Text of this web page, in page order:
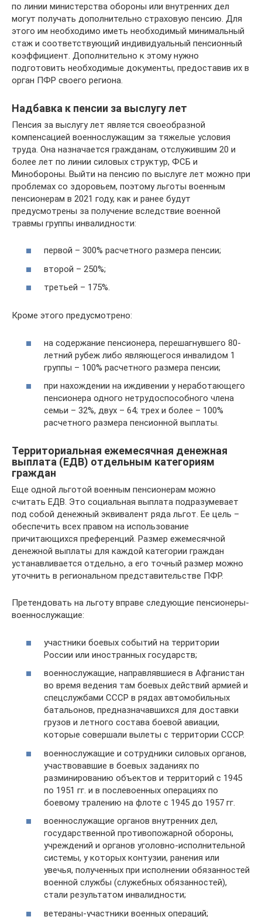
по линии министерства обороны или внутренних дел
могут получать дополнительно страховую пенсию. Для
этого им необходимо иметь необходимый минимальный
стаж и соответствующий индивидуальный пенсионный
коэффициент. Дополнительно к этому нужно
подготовить необходимые документы, предоставив их в
орган ПФР своего региона.
Надбавка к пенсии за выслугу лет
Пенсия за выслугу лет является своеобразной
компенсацией военнослужащим за тяжелые условия
труда. Она назначается гражданам, отслужившим 20 и
более лет по линии силовых структур, ФСБ и
Минобороны. Выйти на пенсию по выслуге лет можно при
проблемах со здоровьем, поэтому льготы военным
пенсионерам в 2021 году, как и ранее будут
предусмотрены за получение вследствие военной
травмы группы инвалидности:
первой – 300% расчетного размера пенсии;
второй – 250%;
третьей – 175%.
Кроме этого предусмотрено:
на содержание пенсионера, перешагнувшего 80-
летний рубеж либо являющегося инвалидом 1
группы – 100% расчетного размера пенсии;
при нахождении на иждивении у неработающего
пенсионера одного нетрудоспособного члена
семьи – 32%, двух – 64; трех и более – 100%
расчетного размера пенсионной выплаты.
Территориальная ежемесячная денежная
выплата (ЕДВ) отдельным категориям
граждан
Еще одной льготой военным пенсионерам можно
считать ЕДВ. Это социальная выплата подразумевает
под собой денежный эквивалент ряда льгот. Ее цель –
обеспечить всех правом на использование
причитающихся преференций. Размер ежемесячной
денежной выплаты для каждой категории граждан
устанавливается отдельно, а его точный размер можно
уточнить в региональном представительстве ПФР.
Претендовать на льготу вправе следующие пенсионеры-
военнослужащие:
участники боевых событий на территории
России или иностранных государств;
военнослужащие, направлявшиеся в Афганистан
во время ведения там боевых действий армией и
спецслужбами СССР в рядах автомобильных
батальонов, предназначавшихся для доставки
грузов и летного состава боевой авиации,
которые совершали вылеты с территории СССР.
военнослужащие и сотрудники силовых органов,
участвовавшие в боевых заданиях по
разминированию объектов и территорий с 1945
по 1951 гг. и в послевоенных операциях по
боевому тралению на флоте с 1945 до 1957 гг.
военнослужащие органов внутренних дел,
государственной противопожарной обороны,
учреждений и органов уголовно-исполнительной
системы, у которых контузии, ранения или
увечья, полученных при исполнении обязанностей
военной службы (служебных обязанностей),
стали результатом инвалидности;
ветераны-участники военных операций;